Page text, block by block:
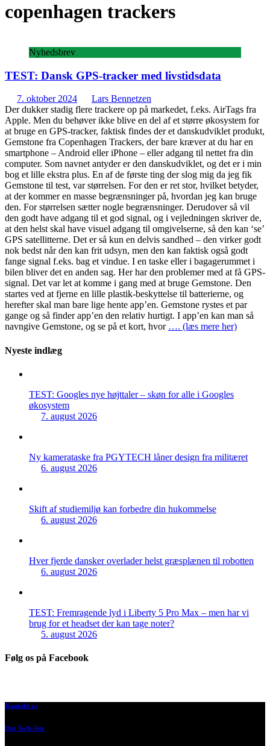
copenhagen trackers
Nyhedsbrev
TEST: Dansk GPS-tracker med livstidsdata
7. oktober 2024
Lars Bennetzen
Der dukker stadig flere trackere op på markedet, f.eks. AirTags fra
Apple. Men du behøver ikke blive en del af et større økosystem for
at bruge en GPS-tracker, faktisk findes der et danskudviklet produkt,
Gemstone fra Copenhagen Trackers, der bare kræver at du har en
smartphone – Android eller iPhone – eller adgang til nettet fra din
computer. Som navnet antyder er den danskudviklet, og det er i min
bog et lille ekstra plus. En af de første ting der slog mig da jeg fik
Gemstone til test, var størrelsen. For den er ret stor, hvilket betyder,
at der kommer en masse begrænsninger på, hvordan jeg kan bruge
den. For størrelsen sætter nogle begrænsninger. Derudover så vil
den godt have adgang til et god signal, og i vejledningen skriver de,
at den helst skal have visuel adgang til omgivelserne, så den kan ‘se’
GPS satellitterne. Det er så kun en delvis sandhed – den virker godt
nok bedst når den kan frit udsyn, men den kan faktisk også godt
fange signal f.eks. bag et vindue. I en taske eller i bagagerummet i
bilen bliver det en anden sag. Her har den problemer med at få GPS-
signal. Det var let at komme i gang med at bruge Gemstone. Den
startes ved at fjerne en lille plastik-beskyttelse til batterierne, og
herefter skal man bare lige hente app’en. Gemstone rystes et par
gange og så finder app’en den relativ hurtigt. I app’en kan man så
navngive Gemstone, og se på et kort, hvor …. (læs mere her)
Nyeste indlæg
TEST: Googles nye højttaler – skøn for alle i Googles
økosystem
7. august 2026
Ny kamerataske fra PGYTECH låner design fra militæret
6. august 2026
Skift af studiemiljø kan forbedre din hukommelse
6. august 2026
Hver fjerde dansker overlader helst græsplænen til robotten
6. august 2026
TEST: Fremragende lyd i Liberty 5 Pro Max – men har vi
brug for et headset der kan tage noter?
5. august 2026
Følg os på Facebook
Kontakt os
Om Tech-Test